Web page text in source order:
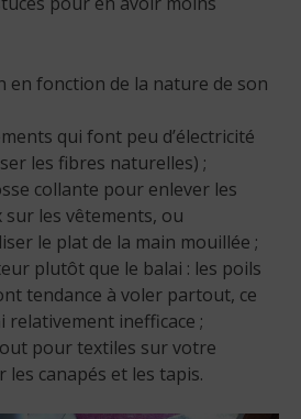
en fonction de la nature de son
qui font peu d’électricité
les fibres naturelles) ;
collante pour enlever les
sur les vêtements, ou
le plat de la main mouillée ;
plutôt que le balai : les poils
tendance à voler partout, ce
relativement inefficace ;
pour textiles sur votre
canapés et les tapis.